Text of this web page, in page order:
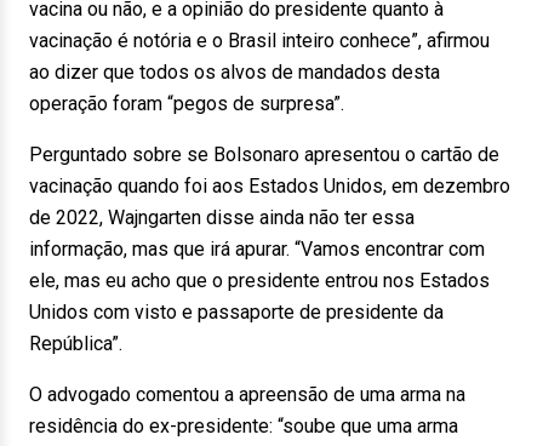
vacina ou não, e a opinião do presidente quanto à
vacinação é notória e o Brasil inteiro conhece”, afirmou
ao dizer que todos os alvos de mandados desta
operação foram “pegos de surpresa”.
Perguntado sobre se Bolsonaro apresentou o cartão de
vacinação quando foi aos Estados Unidos, em dezembro
de 2022, Wajngarten disse ainda não ter essa
informação, mas que irá apurar. “Vamos encontrar com
ele, mas eu acho que o presidente entrou nos Estados
Unidos com visto e passaporte de presidente da
República”.
O advogado comentou a apreensão de uma arma na
residência do ex-presidente: “soube que uma arma